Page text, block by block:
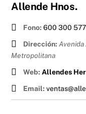
Allende Hnos.
Fono: 600 300
Dirección:
Metropolitana
Web: Allendes
Email: